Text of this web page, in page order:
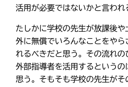
活用が必要ではないかと言われ
たしかに学校の先生が放課後や
外に無償でいろんなことをやら
れるべきだと思う。その流れ
外部指導者を活用するというの
思う。そもそも学校の先生が